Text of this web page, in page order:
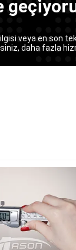
veya en son
daha fazla